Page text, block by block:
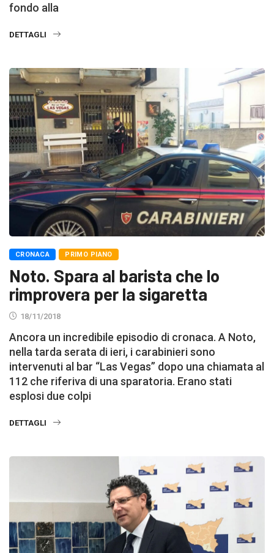
fondo alla
DETTAGLI
CRONACA PRIMO PIANO
Noto. Spara al barista che lo
rimprovera per la sigaretta
18/11/2018
Ancora un incredibile episodio di cronaca. A Noto,
nella tarda serata di ieri, i carabinieri sono
intervenuti al bar “Las Vegas” dopo una chiamata al
112 che riferiva di una sparatoria. Erano stati
esplosi due colpi
DETTAGLI